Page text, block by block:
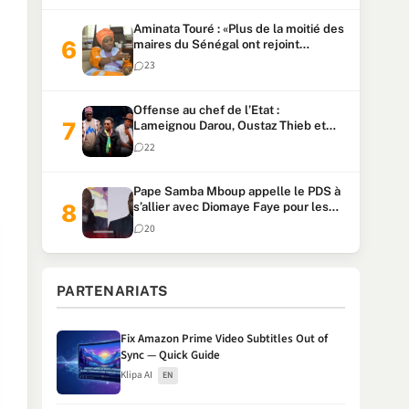
Aminata Touré : «Plus de la moitié des
maires du Sénégal ont rejoint
Kiiraay»
23
Offense au chef de l’Etat :
Lameignou Darou, Oustaz Thieb et
Ndiaye Touba lourdement
condamnés
22
Pape Samba Mboup appelle le PDS à
s’allier avec Diomaye Faye pour les
locales et tacle Sonko
20
PARTENARIATS
Fix Amazon Prime Video Subtitles Out of
Sync — Quick Guide
Klipa AI EN